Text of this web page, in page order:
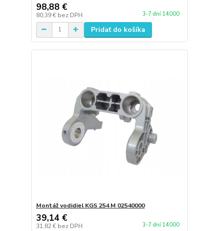
98,88 €
80,39 € bez DPH 3-7 dní 14000
Pridať do košíka
Montáž vodidiel KGS 254 M 02540000
39,14 €
31,82 € bez DPH 3-7 dní 14000